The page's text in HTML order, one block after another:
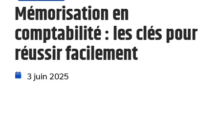
Mémorisation en
comptabilité : les clés pour
réussir facilement
3 juin 2025